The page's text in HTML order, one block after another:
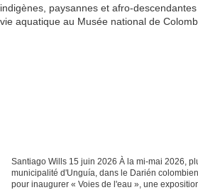
Santiago Wills 15 juin 2026 À la mi-mai 2026,
municipalité d'Unguía, dans le Darién
pour inaugurer « Voies de l'eau », une